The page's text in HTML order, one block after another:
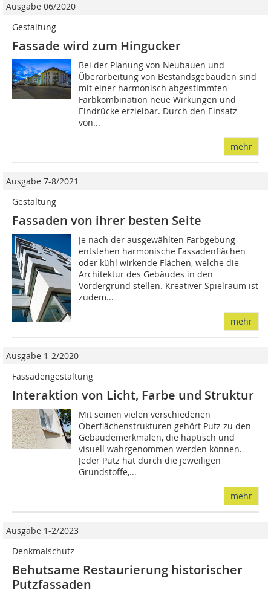
Ausgabe 06/2020
Gestaltung
Fassade wird zum Hingucker
Bei der Planung von Neubauen und
Überarbeitung von Bestandsgebäuden sind
mit einer harmonisch abgestimmten
Farbkombination neue Wirkungen und
Eindrücke erzielbar. Durch den Einsatz
von...
mehr
Ausgabe 7-8/2021
Gestaltung
Fassaden von ihrer besten Seite
Je nach der ausgewählten Farbgebung
entstehen harmonische Fassadenflächen
oder kühl wirkende Flächen, welche die
Architektur des Gebäudes in den
Vordergrund stellen. Kreativer Spielraum ist
zudem...
mehr
Ausgabe 1-2/2020
Fassadengestaltung
Interaktion von Licht, Farbe und Struktur
Mit seinen vielen verschiedenen
Oberflächenstrukturen gehört Putz zu den
Gebäudemerkmalen, die haptisch und
visuell wahrgenommen werden können.
Jeder Putz hat durch die jeweiligen
Grundstoffe,...
mehr
Ausgabe 1-2/2023
Denkmalschutz
Behutsame Restaurierung historischer
Putzfassaden